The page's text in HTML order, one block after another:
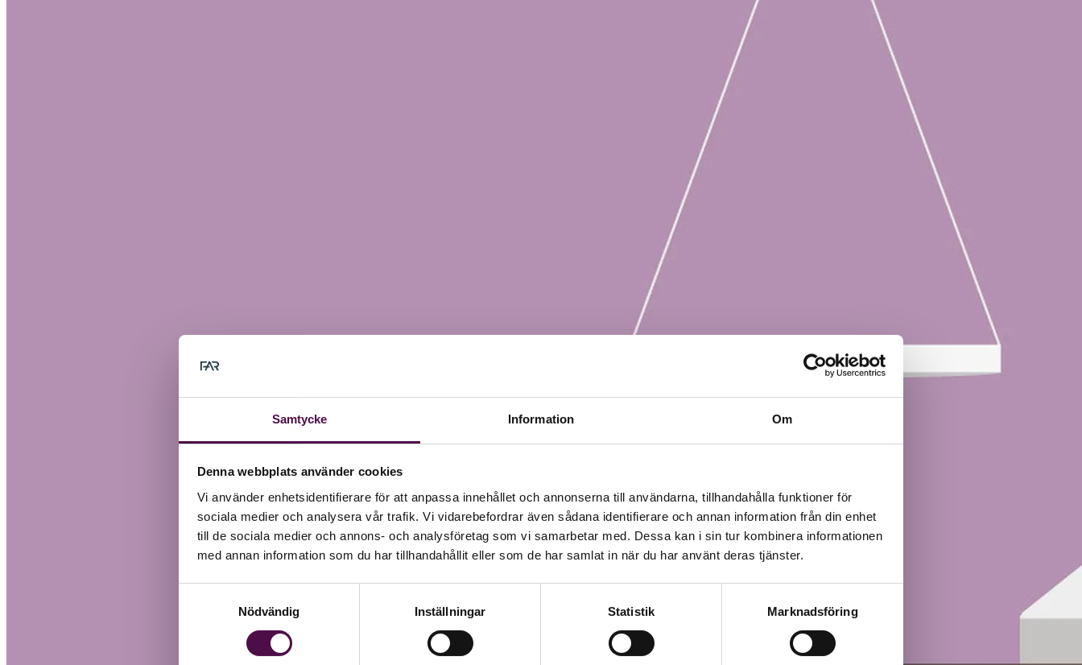
Samtycke Information Om
Denna webbplats använder cookies
Vi använder enhetsidentifierare för att anpassa innehållet och annonserna till användarna, tillhandahålla funktioner för
sociala medier och analysera vår trafik. Vi vidarebefordrar även sådana identifierare och annan information från din enhet
till de sociala medier och annons- och analysföretag som vi samarbetar med. Dessa kan i sin tur kombinera informationen
med annan information som du har tillhandahållit eller som de har samlat in när du har använt deras tjänster.
Nödvändig
Inställningar Statistik Marknadsföring